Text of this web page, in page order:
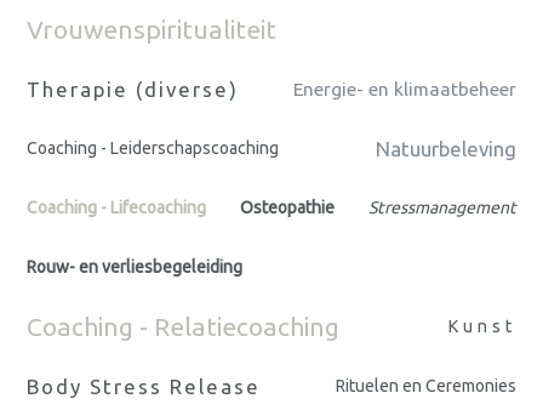
Vrouwenspiritualiteit
Therapie (diverse) Energie- en klimaatbeheer
Coaching - Leiderschapscoaching Natuurbeleving
Coaching - Lifecoaching Osteopathie Stressmanagement
Rouw- en verliesbegeleiding
Coaching - Relatiecoaching Kunst
Body Stress Release Rituelen en Ceremonies